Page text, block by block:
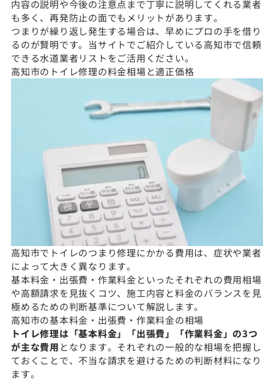
内容の説明や今後の注意点まで丁寧に説明してくれる業者
も多く、再発防止の面でもメリットがあります。
つまりが繰り返し発生する場合は、早めにプロの手を借り
るのが賢明です。当サイトでご紹介している高知市で信頼
できる水道業者リストをご活用ください。
高知市のトイレ修理の料金相場と適正価格
高知市でトイレのつまり修理にかかる費用は、症状や業者
によって大きく異なります。
基本料金・出張費・作業料金といったそれぞれの費用相場
や高額請求を見抜くコツ、施工内容と料金のバランスを見
極めるための判断基準について解説します。
高知市の基本料金・出張費・作業料金の相場
トイレ修理は「基本料金」「出張費」「作業料金」の3つ
が主な費用 となります。それぞれの一般的な相場を把握し
ておくことで、不当な請求を避けるための判断材料になり
ます。